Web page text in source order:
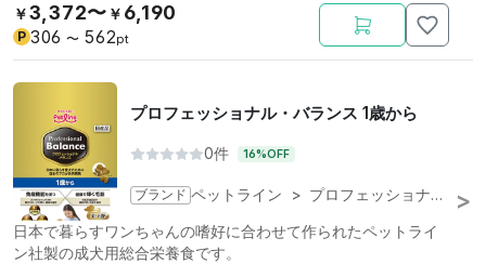
￥3,372〜 ￥ 6,190
P 306 〜 562pt
プロフェッショナル・バランス 1歳から
0件 16%OFF
ブランド ペットライン > プロフェッショナル・バランス
日本で暮らすワンちゃんの嗜好に合わせて作られたペットライ
ン社製の成犬用総合栄養食です。